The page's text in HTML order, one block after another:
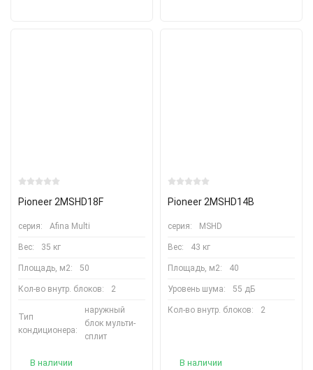
Pioneer 2MSHD18F
серия: Afina Multi
Вес: 35 кг
Площадь, м2: 50
Кол-во внутр. блоков: 2
Тип
кондиционера:
наружный
блок мульти-
сплит
В наличии
Pioneer 2MSHD14B
серия: MSHD
Вес: 43 кг
Площадь, м2: 40
Уровень шума: 55 дБ
Кол-во внутр. блоков: 2
В наличии